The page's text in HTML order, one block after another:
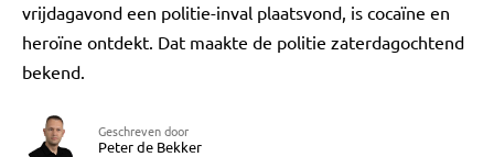
vrijdagavond een politie-inval plaatsvond, is cocaïne en
heroïne ontdekt. Dat maakte de politie zaterdagochtend
bekend.
Geschreven door
Peter de Bekker